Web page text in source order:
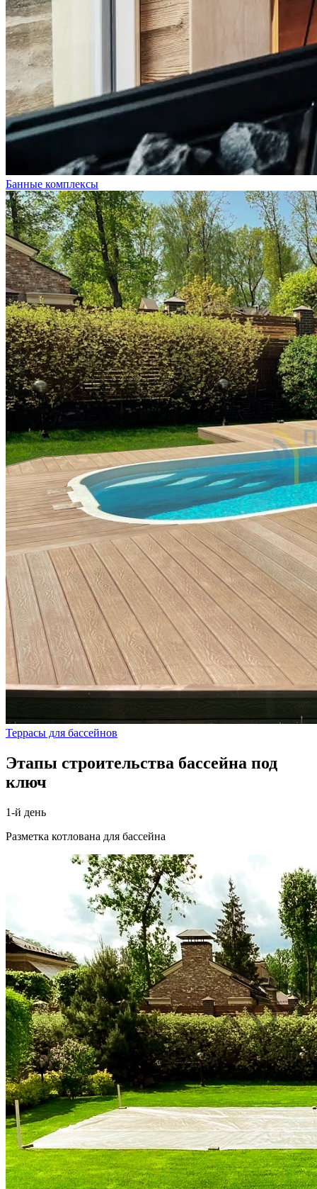
Банные комплексы
Террасы для бассейнов
Этапы строительства бассейна под
ключ
1-й день
Разметка котлована для бассейна